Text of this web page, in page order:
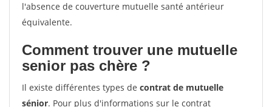
l'absence de couverture mutuelle santé antérieur
équivalente.
Comment trouver une mutuelle
senior pas chère ?
Il existe différentes types de contrat de mutuelle
sénior. Pour plus d'informations sur le contrat